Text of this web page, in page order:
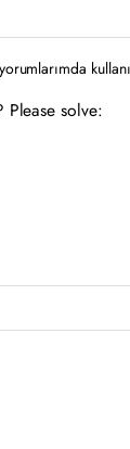
Please solve: